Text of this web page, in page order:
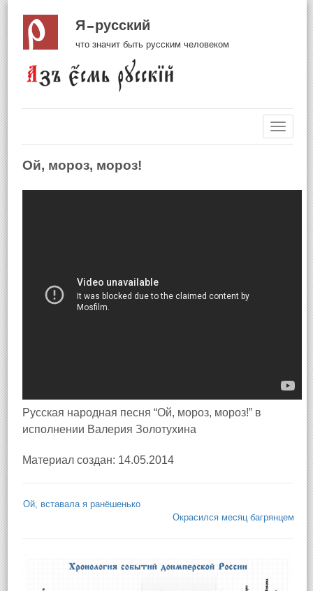
Я русский
что значит быть русским человеком
Ой, мороз, мороз!
Русская народная песня “Ой, мороз, мороз!” в
исполнении Валерия Золотухина
Материал создан: 14.05.2014
Ой, вставала я ранёшенько
Окрасился месяц багрянцем